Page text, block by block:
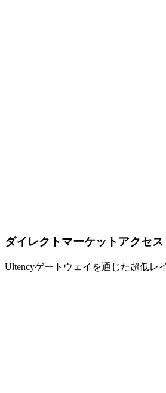
ダイレクトマーケットアクセス
Ultencyゲートウェイを通じた超低レ